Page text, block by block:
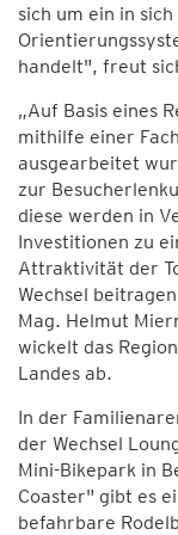
sich um ein in
handelt", freut
„Auf Basis eines
mithilfe einer
ausgearbeitet
zur
diese werden in
Investitionen zu
Attraktivität der
Wechsel
Mag. Helmut
wickelt das
Landes ab.
In der
der Wechsel
Mini-Bikepark in
Coaster" gibt es
befahrbare